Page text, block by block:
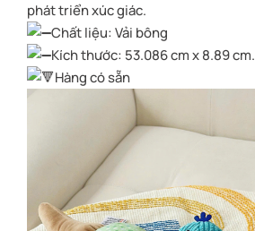
phát triển xúc giác.
Chất liệu: Vải bông
Kích thước: 53.086 cm x 8.89 cm.
Hàng có sẵn